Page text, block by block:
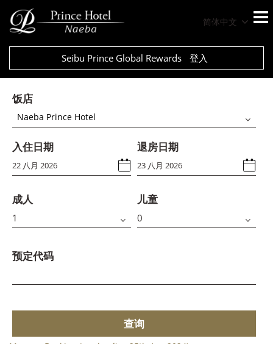
简体中文
Seibu Prince Global Rewards 登入
饭店
Naeba Prince Hotel
入住日期 退房日期
成人 儿童
预定代码
查询